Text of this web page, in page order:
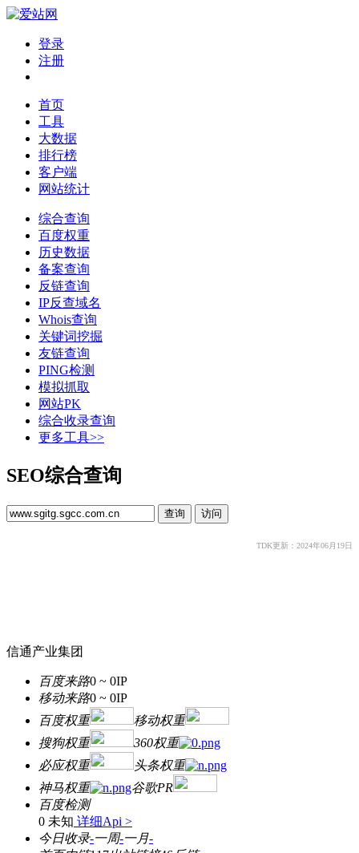
登录
注册
首页
工具
大数据
排行榜
客户端
网站统计
综合查询
百度权重
历史数据
备案查询
反链查询
IP反查域名
Whois查询
关键词挖掘
友链查询
PING检测
模拟抓取
网站PK
综合收录查询
更多工具>>
SEO综合查询
TDK更新：2024年06月19日
信通产业集团
百度来路0 ~ 0IP
移动来路0 ~ 0IP
百度权重
移动权重
搜狗权重
360权重
必应权重
头条权重
神马权重
谷歌PR
百度检测
0 未知 详细Api >
今日收录-一周-一月-